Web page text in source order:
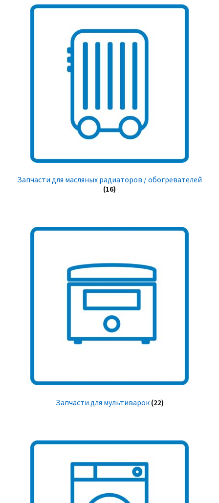
Запчасти для масляных радиаторов / обогревателей
(16)
Запчасти для мультиварок (22)